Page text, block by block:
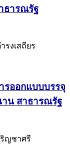
ธารณรัฐ
งเสถียร
รออกแบบบรรจุ
น สาธารณรัฐ
ริญชาศรี